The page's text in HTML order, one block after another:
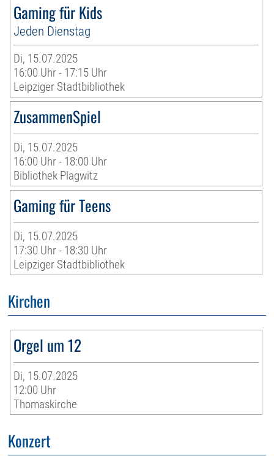
Gaming für Kids
Jeden Dienstag
Di, 15.07.2025
16:00 Uhr - 17:15 Uhr
Leipziger Stadtbibliothek
ZusammenSpiel
Di, 15.07.2025
16:00 Uhr - 18:00 Uhr
Bibliothek Plagwitz
Gaming für Teens
Di, 15.07.2025
17:30 Uhr - 18:30 Uhr
Leipziger Stadtbibliothek
Kirchen
Orgel um 12
Di, 15.07.2025
12:00 Uhr
Thomaskirche
Konzert